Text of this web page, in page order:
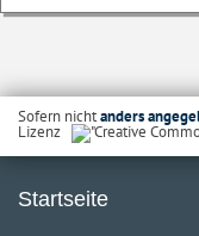
Sofern nichtanders
Lizenz
Startseite